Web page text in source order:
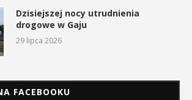
Dzisiejszej nocy utrudnienia
drogowe w Gaju
29 lipca 2026
FACEBOOKU